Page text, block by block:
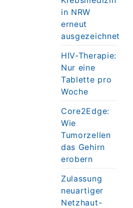
in NRW
erneut
ausgezeichnet
HIV-Therapie:
Nur eine
Tablette pro
Woche
Core2Edge:
Wie
Tumorzellen
das Gehirn
erobern
Zulassung
neuartiger
Netzhaut-